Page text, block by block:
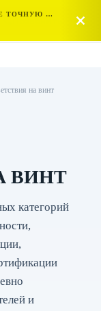
на винт
ВИНТ
категорий
и
ОТВЕТЬЕ НА 4 ВОПРОСА И ПРОЛУЧИТЕ ТОЧНУЮ СТОИМОСТЬ